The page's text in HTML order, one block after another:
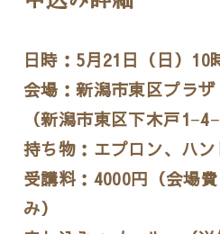
日時：5月21日（日）10
会場：新潟市東区プラ
（新潟市東区下木戸
持ち物：エプロン、ハ
受講料：4000円（会場
み）